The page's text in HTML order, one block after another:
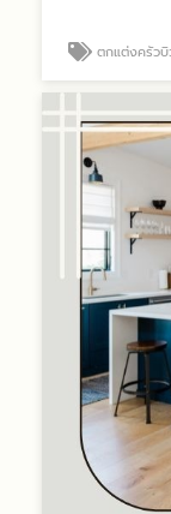
ตกแต่งครัว